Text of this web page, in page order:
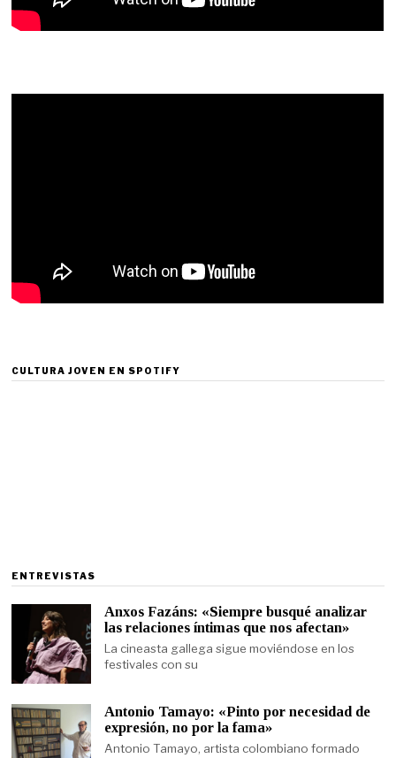
CULTURA JOVEN EN SPOTIFY
ENTREVISTAS
Anxos Fazáns: «Siempre busqué analizar
las relaciones íntimas que nos afectan»
La cineasta gallega sigue moviéndose en los
festivales con su
Antonio Tamayo: «Pinto por necesidad de
expresión, no por la fama»
Antonio Tamayo, artista colombiano formado